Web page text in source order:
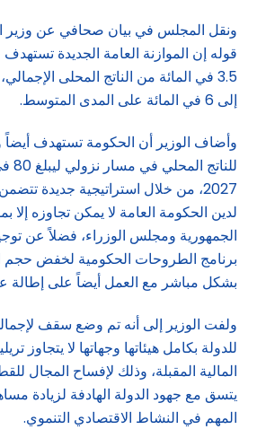
ونقل المجلس في بيان صحافي عن وزير
قوله إن الموازنة العامة الجديدة تستهدف
3.5 في المائة من الناتج المحلى
إلى 6 في المائة على المدى المتوسط.
وأضاف الوزير أن الحكومة تستهدف
2027، من خلال استراتيجية جديدة
لدين الحكومة العامة لا يمكن تجاوزه إلا
الجمهورية ومجلس الوزراء، فضلاً عن
برنامج الطروحات الحكومية لخفض حجم
بشكل مباشر مع العمل أيضاً على إطالة
ولفت الوزير إلى أنه تم وضع سقف
للدولة بكامل هيئاتها وجهاتها لا يتجاوز
المالية المقبلة، وذلك لإفساح المجال
يتسق مع جهود الدولة الهادفة لزيادة
المهم في النشاط الاقتصادي التنموي.